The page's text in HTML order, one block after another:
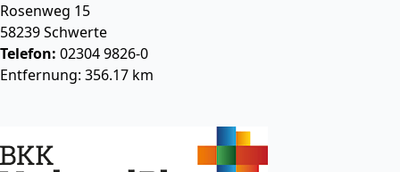
Rosenweg 15
58239Schwerte
Telefon: 02304 9826-0
Entfernung: 356.17 km